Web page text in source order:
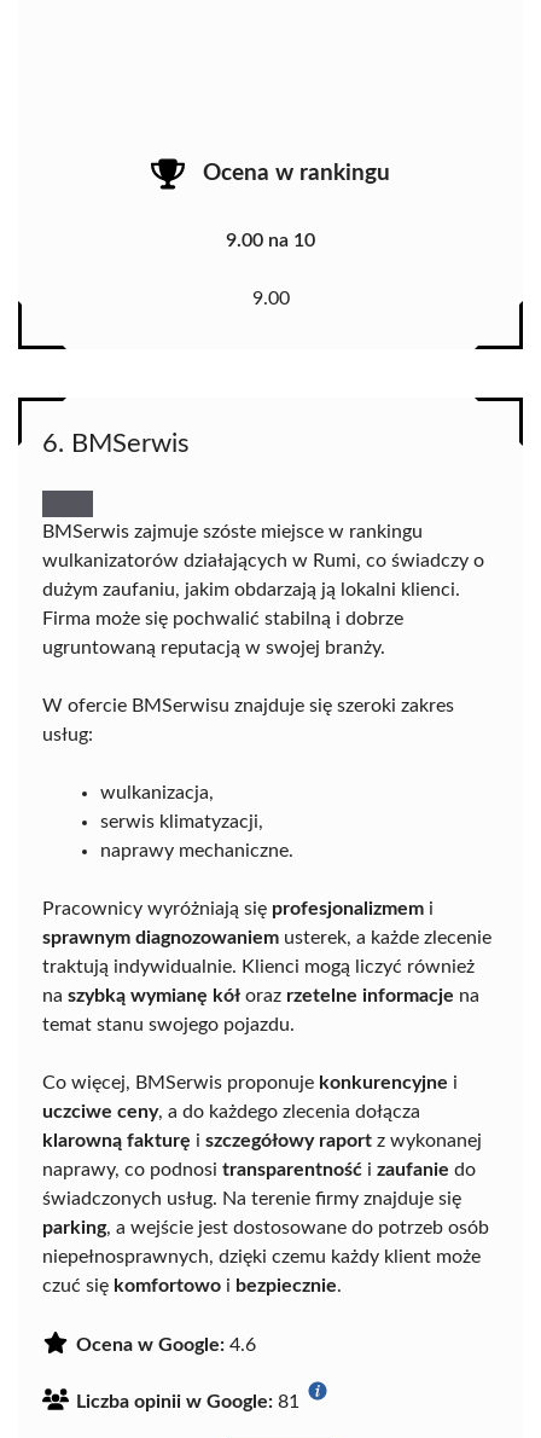
Ocena w rankingu
9.00 na 10
9.00
6. BMSerwis
BMSerwis zajmuje szóste miejsce w rankingu
wulkanizatorów działających w Rumi, co świadczy o
dużym zaufaniu, jakim obdarzają ją lokalni klienci.
Firma może się pochwalić stabilną i dobrze
ugruntowaną reputacją w swojej branży.
W ofercie BMSerwisu znajduje się szeroki zakres
usług:
wulkanizacja,
serwis klimatyzacji,
naprawy mechaniczne.
Pracownicy wyróżniają się profesjonalizmem i
sprawnym diagnozowaniem usterek, a każde zlecenie
traktują indywidualnie. Klienci mogą liczyć również
na szybką wymianę kół oraz rzetelne informacje na
temat stanu swojego pojazdu.
Co więcej, BMSerwis proponuje konkurencyjne i
uczciwe ceny, a do każdego zlecenia dołącza
klarowną fakturę i szczegółowy raport z wykonanej
naprawy, co podnosi transparentność i zaufanie do
świadczonych usług. Na terenie firmy znajduje się
parking, a wejście jest dostosowane do potrzeb osób
niepełnosprawnych, dzięki czemu każdy klient może
czuć się komfortowo i bezpiecznie.
Ocena w Google: 4.6
Liczba opinii w Google: 81